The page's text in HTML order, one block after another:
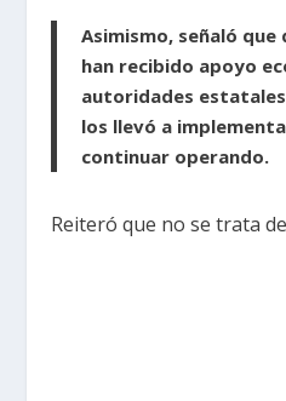
Asimismo, señaló que
han recibido apoyo
autoridades
los llevó a
continuar operando.
Reiteró que no se trata